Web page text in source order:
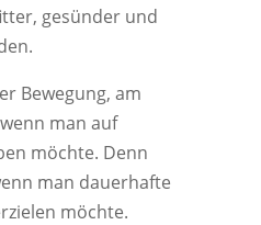
gesünder und
Bewegung, am
man auf
möchte. Denn
man dauerhafte
möchte.